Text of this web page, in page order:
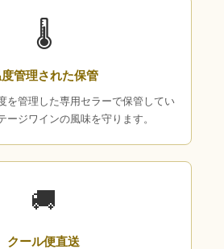
🌡
管理された保管
を管理した専用セラーで保管してい
ージワインの風味を守ります。
🚚
クール便直送